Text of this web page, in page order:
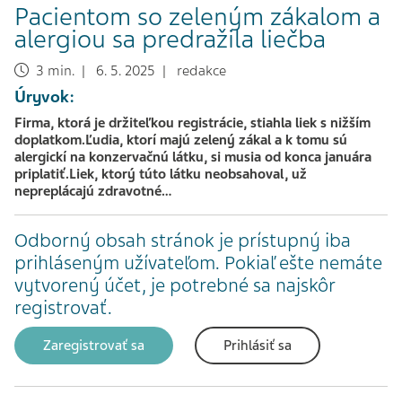
Pacientom so zeleným zákalom a
alergiou sa predražila liečba
3 min. | 6. 5. 2025 | redakce
Úryvok:
Firma, ktorá je držiteľkou registrácie, stiahla liek s nižším
doplatkom.Ľudia, ktorí majú zelený zákal a k tomu sú
alergickí na konzervačnú látku, si musia od konca januára
priplatiť.Liek, ktorý túto látku neobsahoval, už
nepreplácajú zdravotné…
Odborný obsah stránok je prístupný iba
prihláseným užívateľom. Pokiaľ ešte nemáte
vytvorený účet, je potrebné sa najskôr
registrovať.
Zaregistrovať sa Prihlásiť sa